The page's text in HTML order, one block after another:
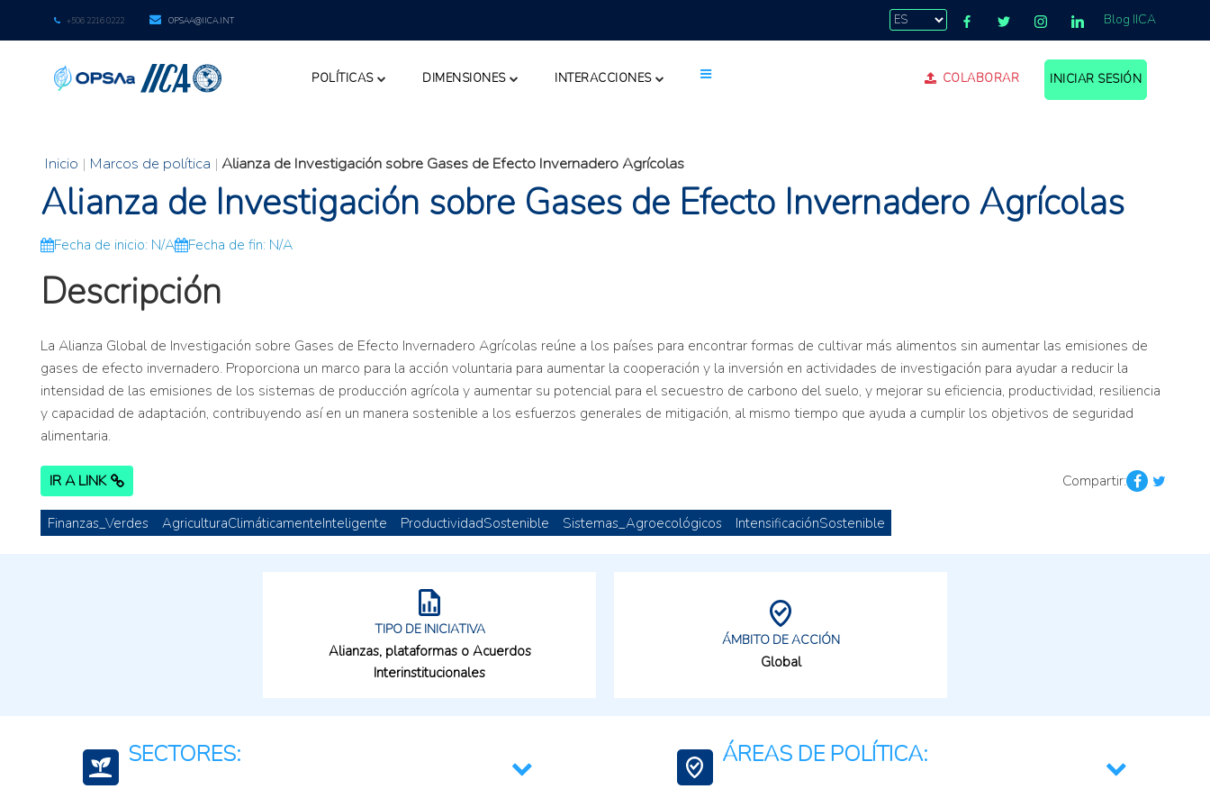
+506 2216 0222 OPSAA@IICA.INT Blog IICA
POLÍTICAS DIMENSIONES INTERACCIONES COLABORAR INICIAR SESIÓN
Inicio | Marcos de política | Alianza de Investigación sobre Gases de Efecto Invernadero Agrícolas
Alianza de Investigación sobre Gases de Efecto Invernadero Agrícolas
Fecha de inicio: N/A Fecha de fin: N/A
Descripción
La Alianza Global de Investigación sobre Gases de Efecto Invernadero Agrícolas reúne a los países para encontrar formas de cultivar más alimentos sin aumentar las emisiones de
gases de efecto invernadero. Proporciona un marco para la acción voluntaria para aumentar la cooperación y la inversión en actividades de investigación para ayudar a reducir la
intensidad de las emisiones de los sistemas de producción agrícola y aumentar su potencial para el secuestro de carbono del suelo, y mejorar su eficiencia, productividad, resiliencia
y capacidad de adaptación, contribuyendo así en un manera sostenible a los esfuerzos generales de mitigación, al mismo tiempo que ayuda a cumplir los objetivos de seguridad
alimentaria.
IR A LINK Compartir:
Finanzas_Verdes AgriculturaClimáticamenteInteligente ProductividadSostenible Sistemas_Agroecológicos IntensificaciónSostenible
TIPO DE INICIATIVA
Alianzas, plataformas o Acuerdos
Interinstitucionales
ÁMBITO DE ACCIÓN
Global
SECTORES: ÁREAS DE POLÍTICA: